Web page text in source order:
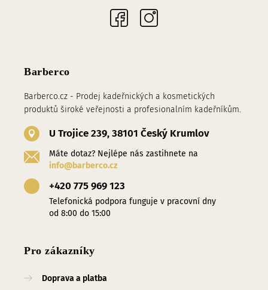
Barberco
Barberco.cz - Prodej kadeřnických a kosmetických
produktů široké veřejnosti a profesionalním kadeřníkům.
U Trojice 239, 38101 Český Krumlov
Máte dotaz? Nejlépe nás zastihnete na
info@barberco.cz
+420 775 969 123
Telefonická podpora funguje v pracovní dny
od 8:00 do 15:00
Pro zákazníky
Doprava a platba